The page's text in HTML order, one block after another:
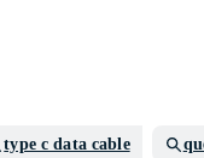
type c data cable